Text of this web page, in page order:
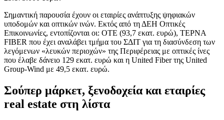
Σημαντική παρουσία έχουν οι εταιρίες ανάπτυξης ψηφιακών
υποδομών και οπτικών ινών. Εκτός από τη ΔΕΗ Οπτικές
Επικοινωνίες, εντοπίζονται οι: ΟΤΕ (93,7 εκατ. ευρώ), ΤΕΡΝΑ
FIBER που έχει αναλάβει τμήμα του ΣΔΙΤ για τη διασύνδεση των
λεγόμενων «λευκών περιοχών» της Περιφέρειας με οπτικές ίνες
που έλαβε δάνειο 129 εκατ. ευρώ και η United Fiber της United
Group-Wind με 49,5 εκατ. ευρώ.
Σούπερ μάρκετ, ξενοδοχεία και εταιρίες
real estate στη λίστα